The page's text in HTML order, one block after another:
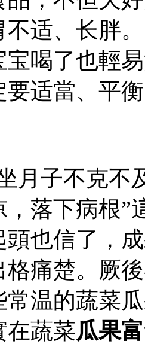
不适、长胖
宝喝了也輕
要适當、平
月子不克不
，落下病根”
頭也信了，
格痛楚。厥
常温的蔬菜
在蔬菜瓜果